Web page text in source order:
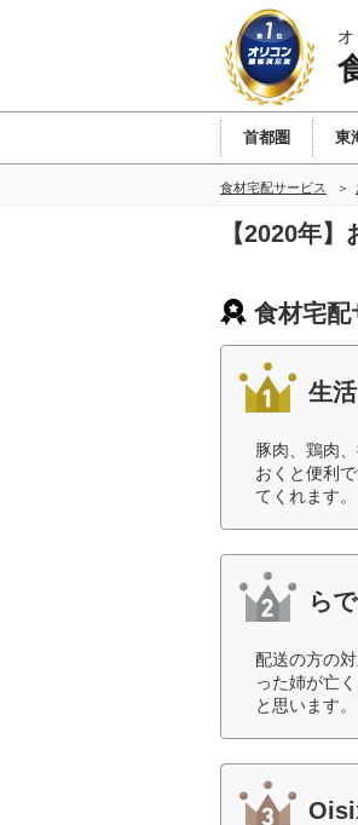
首都圏 東
食材宅配サービス
【2020年
食材宅配
生
豚肉、鶏肉
おくと便利
てくれます
ら
配送の方の
った姉が亡
と思います